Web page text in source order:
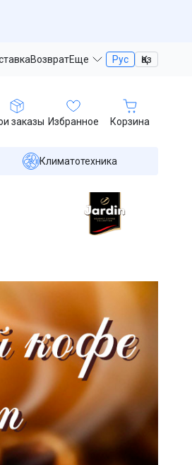
ВозвратЕще Рус Қаз
заказы Избранное Корзина
Климатотехника